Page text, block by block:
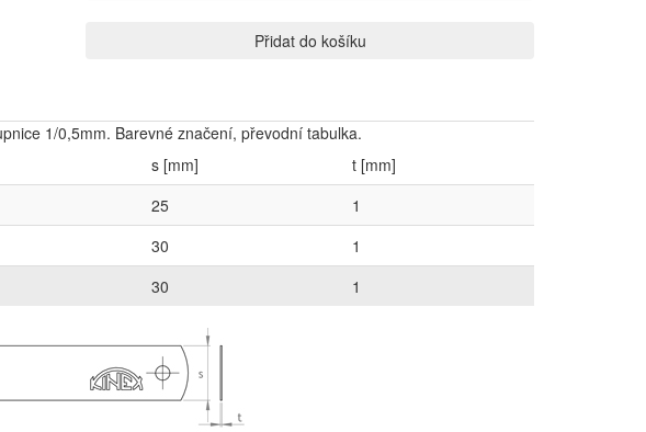
Přidat do košíku
1/0,5mm. Barevné značení, převodní tabulka.
s [mm]
t [mm]
25
1
30
1
30 1